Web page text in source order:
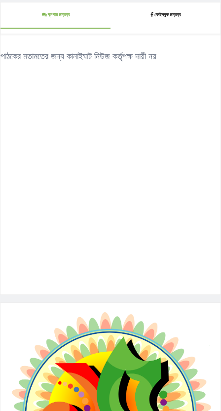
ব্লগার মন্তব্য ফেইসবুক মন্তব্য
পাঠকের মতামতের জন্য কানাইঘাট নিউজ কর্তৃপক্ষ দায়ী নয়